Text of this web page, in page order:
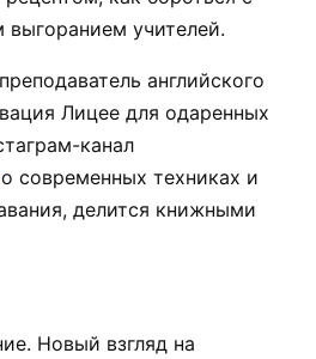
учителей.
английского
Лицее для одаренных
канал
о современных техниках и
делится книжными
Новый взгляд на